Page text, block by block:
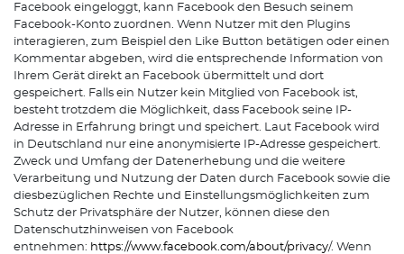
Facebook eingeloggt, kann Facebook den Besuch seinem
Facebook-Konto zuordnen. Wenn Nutzer mit den Plugins
interagieren, zum Beispiel den Like Button betätigen oder einen
Kommentar abgeben, wird die entsprechende Information von
Ihrem Gerät direkt an Facebook übermittelt und dort
gespeichert. Falls ein Nutzer kein Mitglied von Facebook ist,
besteht trotzdem die Möglichkeit, dass Facebook seine IP-
Adresse in Erfahrung bringt und speichert. Laut Facebook wird
in Deutschland nur eine anonymisierte IP-Adresse gespeichert.
Zweck und Umfang der Datenerhebung und die weitere
Verarbeitung und Nutzung der Daten durch Facebook sowie die
diesbezüglichen Rechte und Einstellungsmöglichkeiten zum
Schutz der Privatsphäre der Nutzer, können diese den
Datenschutzhinweisen von Facebook
entnehmen: https://www.facebook.com/about/privacy/. Wenn